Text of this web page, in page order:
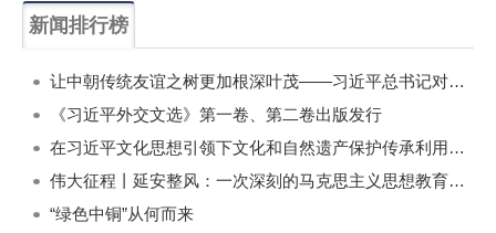
新闻排行榜
让中朝传统友谊之树更加根深叶茂——习近平总书记对朝鲜进行国事访问纪实
《习近平外交文选》第一卷、第二卷出版发行
在习近平文化思想引领下文化和自然遗产保护传承利用工作开创新局面
伟大征程丨延安整风：一次深刻的马克思主义思想教育运动
“绿色中铜”从何而来